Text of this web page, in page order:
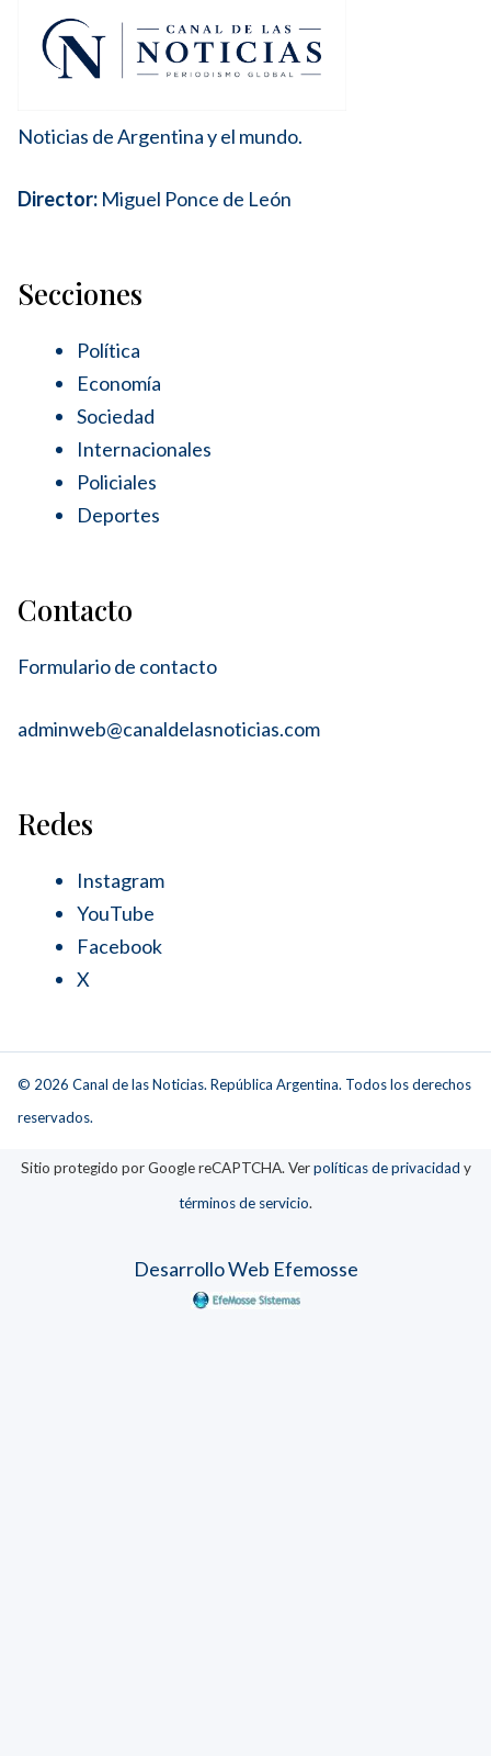
Noticias de Argentina y el mundo.
Director: Miguel Ponce de León
Secciones
Política
Economía
Sociedad
Internacionales
Policiales
Deportes
Contacto
Formulario de contacto
adminweb@canaldelasnoticias.com
Redes
Instagram
YouTube
Facebook
X
© 2026 Canal de las Noticias. República Argentina. Todos los derechos
reservados.
Sitio protegido por Google reCAPTCHA. Verpolíticas de privacidad y
términos de servicio.
Desarrollo Web Efemosse